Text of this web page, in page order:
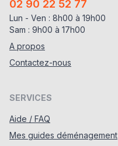
02 90 22 52 77
Lun - Ven : 8h00 à 19h00
Sam : 9h00 à 17h00
A propos
Contactez-nous
SERVICES
Aide / FAQ
Mes guides déménagement